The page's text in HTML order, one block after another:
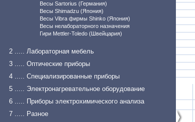
Весы Sartorius (Германия)
Весы Shimadzu (Япония)
Весы Vibra фирмы Shinko (Япония)
Весы нелабораторного назначения
Гири Mettler-Toledo (Швейцария)
2 ..... Лабораторная мебель
3 ..... Оптические приборы
4 ..... Специализированные приборы
5 ..... Электронагревательное оборудование
6 ..... Приборы электрохимического анализа
7 ..... Разное